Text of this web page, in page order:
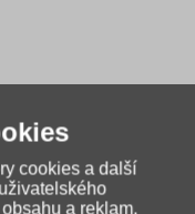
(0)
cookies a další
a reklam,